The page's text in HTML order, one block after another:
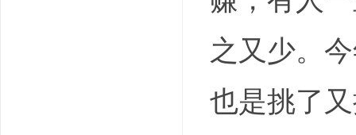
之又少。
也是挑了